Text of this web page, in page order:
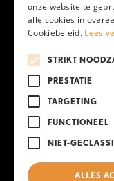
onze website te
alle cookies in
Cookiebeleid. Lees
STRIKT
PRESTATIE
TARGETING
FUNCTIONEEL
NIET-
ALLES